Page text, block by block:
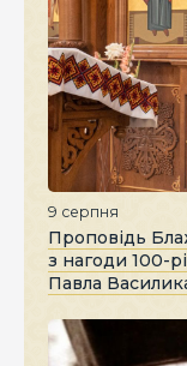
9 серпня
Проповідь
з нагоди 100-
Павла